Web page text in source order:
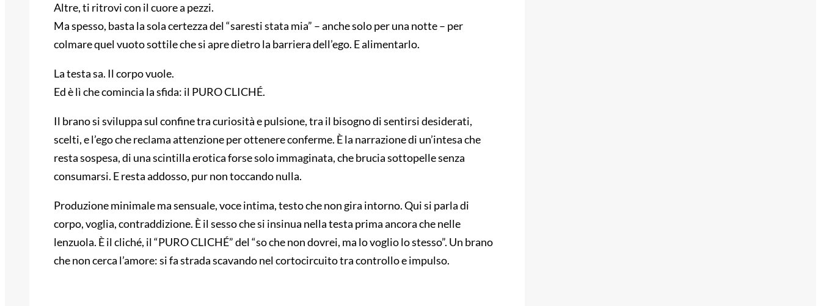
Altre, ti ritrovi con il cuore a pezzi.
Ma spesso, basta la sola certezza del “saresti stata mia” – anche solo per una notte – per
colmare quel vuoto sottile che si apre dietro la barriera dell’ego. E alimentarlo.
La testa sa. Il corpo vuole.
Ed è lì che comincia la sfida: il PURO CLICHÉ.
Il brano si sviluppa sul confine tra curiosità e pulsione, tra il bisogno di sentirsi desiderati,
scelti, e l’ego che reclama attenzione per ottenere conferme. È la narrazione di un’intesa che
resta sospesa, di una scintilla erotica forse solo immaginata, che brucia sottopelle senza
consumarsi. E resta addosso, pur non toccando nulla.
Produzione minimale ma sensuale, voce intima, testo che non gira intorno. Qui si parla di
corpo, voglia, contraddizione. È il sesso che si insinua nella testa prima ancora che nelle
lenzuola. È il cliché, il “PURO CLICHÉ” del “so che non dovrei, ma lo voglio lo stesso”. Un brano
che non cerca l’amore: si fa strada scavando nel cortocircuito tra controllo e impulso.